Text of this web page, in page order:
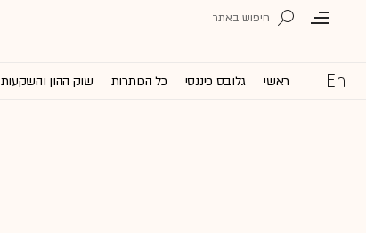
ראשי גלובס פיננסי כל הכותרות שוק ההון והשקעות